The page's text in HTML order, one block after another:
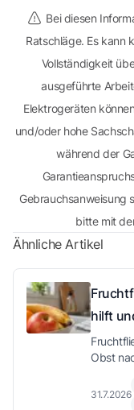
Bei diesen
Ratschläge. Es kann
Vollständigkeit
ausgeführte
Elektrogeräten
und/oder hohe
während der
Gebrauchsanweisung
bitte mit
Ähnliche Artikel
hilft
Küche
Obst
warum
31.7.2026